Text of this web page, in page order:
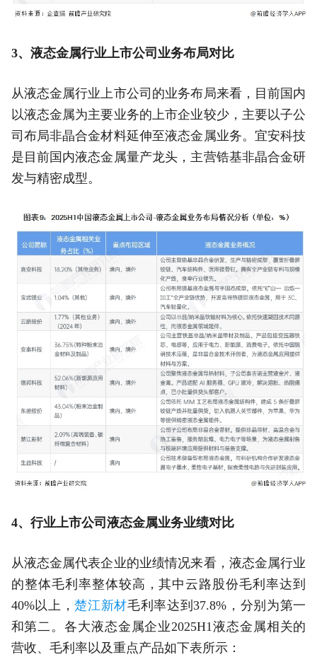
3、液态金属行业上市公司业务布局对比
从液态金属行业上市公司的业务布局来看，目前国内
以液态金属为主要业务的上市企业较少，主要以子公
司布局非晶合金材料延伸至液态金属业务。宜安科技
是目前国内液态金属量产龙头，主营锆基非晶合金研
发与精密成型。
4、行业上市公司液态金属业务业绩对比
从液态金属代表企业的业绩情况来看，液态金属行业
的整体毛利率整体较高，其中云路股份毛利率达到
40%以上，楚江新材毛利率达到37.8%，分别为第一
和第二。各大液态金属企业2025H1液态金属相关的
营收、毛利率以及重点产品如下表所示：